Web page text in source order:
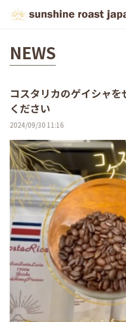
NEWS
コスタリカのゲイシャを
ください
2024/09/30 11:16